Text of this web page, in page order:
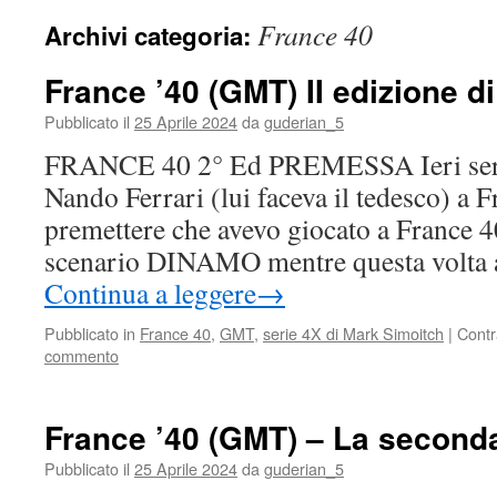
Archivi categoria: France 40
France ’40 (GMT) II edizione
Pubblicato il 25 Aprile 2024da guderian_5
FRANCE 40 2° Ed PREMESSA Ieri
Nando Ferrari (lui faceva il tedesco) a
premettere che avevo giocato a France
scenario DINAMO mentre questa
Continua a leggere→
Pubblicato in France 40, GMT, serie 4X di Mark Simoitch |
commento
France ’40 (GMT) – La
Pubblicato il 25 Aprile 2024da guderian_5